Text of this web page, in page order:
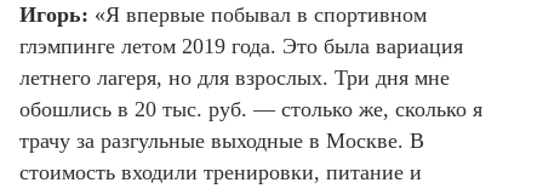
Игорь: «Я впервые побывал в спортивном
глэмпинге летом 2019 года. Это была вариация
летнего лагеря, но для взрослых. Три дня мне
обошлись в 20 тыс. руб. — столько же, сколько я
трачу за разгульные выходные в Москве. В
стоимость входили тренировки, питание и